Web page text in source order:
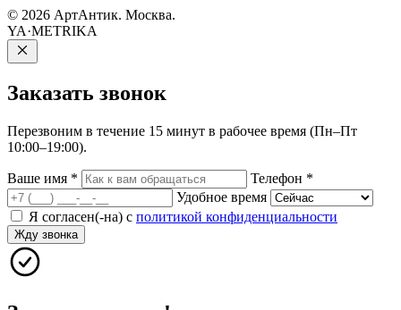
© 2026 АртАнтик. Москва.
YA·METRIKA
Заказать звонок
Перезвоним в течение 15 минут в рабочее время (Пн–Пт
10:00–19:00).
Ваше имя * Телефон *
Удобное время
Я согласен(-на) с политикой конфиденциальности
Жду звонка